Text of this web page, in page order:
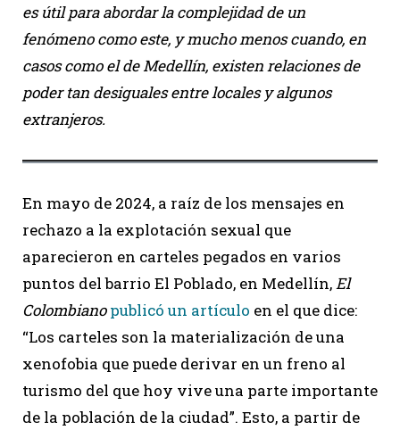
es útil para abordar la complejidad de un
fenómeno como este, y mucho menos cuando, en
casos como el de Medellín, existen relaciones de
poder tan desiguales entre locales y algunos
extranjeros.
En mayo de 2024, a raíz de los mensajes en
rechazo a la explotación sexual que
aparecieron en carteles pegados en varios
puntos del barrio El Poblado, en Medellín,El
Colombiano publicó un artículo en el que dice:
“Los carteles son la materialización de una
xenofobia que puede derivar en un freno al
turismo del que hoy vive una parte importante
de la población de la ciudad”. Esto, a partir de